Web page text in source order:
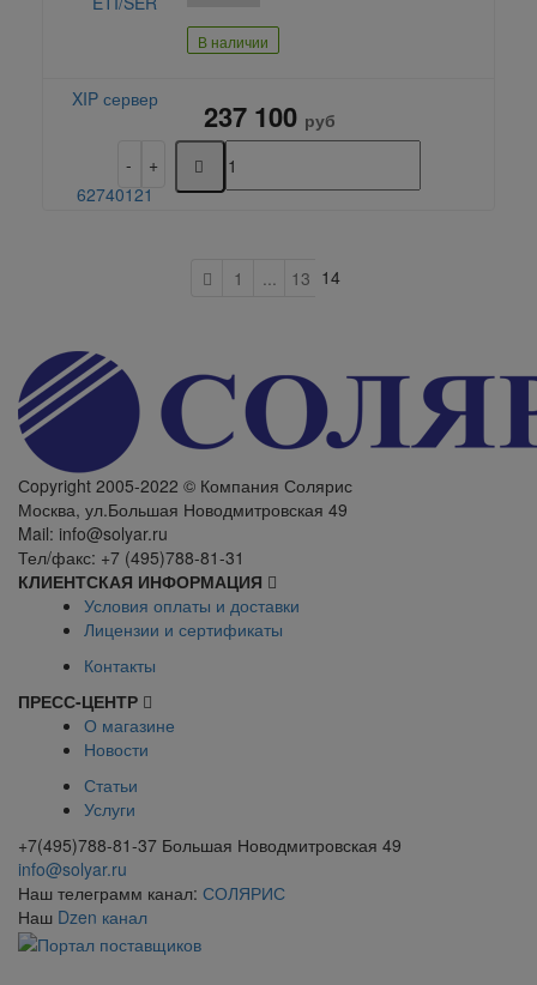
В наличии
237 100 руб
1 ... 13 14
Сopyright 2005-2022 © Компания Солярис
Москва, ул.Большая Новодмитровская 49
Mail: info@solyar.ru
Тел/факс: +7 (495)788-81-31
КЛИЕНТСКАЯ ИНФОРМАЦИЯ
Условия оплаты и доставки
Лицензии и сертификаты
Контакты
ПРЕСС-ЦЕНТР
О магазине
Новости
Статьи
Услуги
+7(495)788-81-37 Большая Новодмитровская 49
info@solyar.ru
Наш телеграмм канал: СОЛЯРИС
Наш Dzen канал